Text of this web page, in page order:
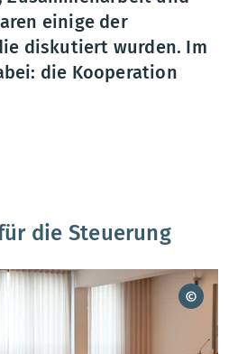
einige der
diskutiert wurden. Im
die Kooperation
die Steuerung